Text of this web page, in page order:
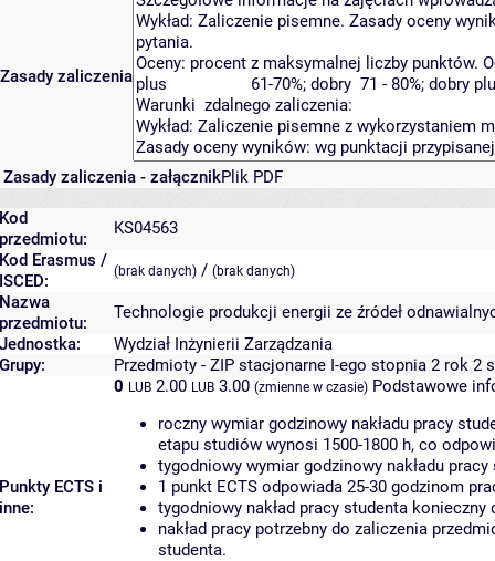
Zasady zaliczenia
Zasady zaliczenia - załącznikPlik PDF
Kod
przedmiotu:
KS04563
Kod Erasmus /
ISCED:
(brak danych) / (brak danych)
Nazwa
przedmiotu:
Technologie produkcji energii ze źródeł
Jednostka:
Wydział Inżynierii Zarządzania
Grupy:
Przedmioty - ZIP stacjonarne I-ego stopnia 2 rok 2
Punkty ECTS i
inne:
0 LUB 2.00 LUB 3.00 (zmienne w czasie) Podstawowe
roczny wymiar godzinowy nakładu pracy
etapu studiów wynosi 1500-1800 h, co
tygodniowy wymiar godzinowy nakładu
1 punkt ECTS odpowiada 25-30 godzinom
tygodniowy nakład pracy studenta
nakład pracy potrzebny do zaliczenia
studenta.